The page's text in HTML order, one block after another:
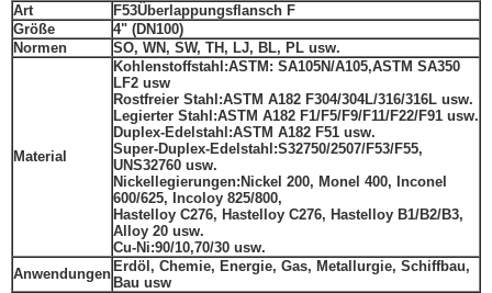
Art F53Überlappungsflansch F
Größe
4" (DN100)
Normen
SO, WN, SW, TH, LJ, BL, PL usw.
Material
Kohlenstoffstahl:ASTM: SA105N/A105,ASTM SA350
LF2 usw
Rostfreier Stahl:ASTM A182 F304/304L/316/316L usw.
Legierter Stahl:ASTM A182 F1/F5/F9/F11/F22/F91 usw.
Duplex-Edelstahl:ASTM A182 F51 usw.
Super-Duplex-Edelstahl:S32750/2507/F53/F55,
UNS32760 usw.
Nickellegierungen: Nickel 200, Monel 400, Inconel
600/625, Incoloy 825/800,
Hastelloy C276, Hastelloy C276, Hastelloy B1/B2/B3,
Alloy 20 usw.
Cu-Ni:90/10,70/30 usw.
Anwendungen Erdöl, Chemie, Energie, Gas, Metallurgie, Schiffbau,
Bau usw